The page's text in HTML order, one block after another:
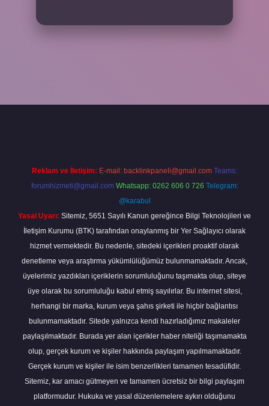
Reklam ve İletişim: E-mail: backlinkpaneli@gmail.com Teams:
forumhizmeti@gmail.com Whatsapp: 0262 606 0 726 Telegram:
@karabul
Yasal Uyarı: Sitemiz, 5651 Sayılı Kanun gereğince Bilgi Teknolojileri ve
İletişim Kurumu (BTK) tarafından onaylanmış bir Yer Sağlayıcı olarak
hizmet vermektedir. Bu nedenle, sitedeki içerikleri proaktif olarak
denetleme veya araştırma yükümlülüğümüz bulunmamaktadır. Ancak,
üyelerimiz yazdıkları içeriklerin sorumluluğunu taşımakta olup, siteye
üye olarak bu sorumluluğu kabul etmiş sayılırlar. Bu internet sitesi,
herhangi bir marka, kurum veya şahıs şirketi ile hiçbir bağlantısı
bulunmamaktadır. Sitede yalnızca kendi hazırladığımız makaleler
paylaşılmaktadır. Burada yer alan içerikler haber niteliği taşımamakta
olup, gerçek kurum ve kişiler hakkında paylaşım yapılmamaktadır.
Gerçek kurum ve kişiler ile isim benzerlikleri tamamen tesadüfidir.
Sitemiz, kar amacı gütmeyen ve tamamen ücretsiz bir bilgi paylaşım
platformudur. Hukuka ve yasal düzenlemelere aykırı olduğunu